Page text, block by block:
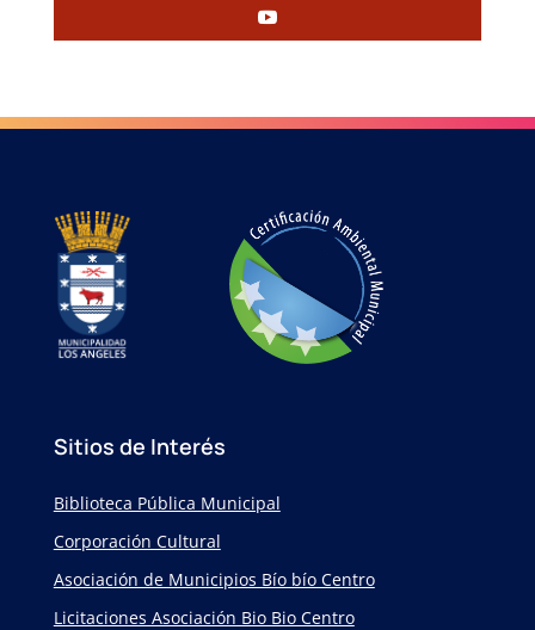
Sitios de Interés
Biblioteca Pública Municipal
Corporación Cultural
Asociación de Municipios Bío bío Centro
Licitaciones Asociación Bio Bio Centro